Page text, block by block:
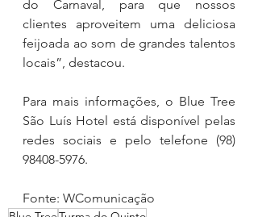
do Carnaval, para que nossos
clientes aproveitem uma deliciosa
feijoada ao som de grandes talentos
locais”, destacou.
Para mais informações, o Blue Tree
São Luís Hotel está disponível pelas
redes sociais e pelo telefone (98)
98408-5976.
Fonte: WComunicação